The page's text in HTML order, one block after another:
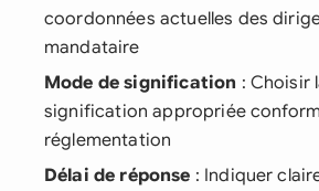
coordonnées actuelles des
mandataire
Mode de signification : Choisir
signification appropriée
réglementation
Délai de réponse : Indiquer